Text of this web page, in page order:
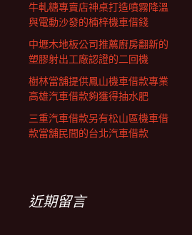
牛軋糖專賣店神桌打造噴霧降溫
與電動沙發的楠梓機車借錢
中壢木地板公司推薦廚房翻新的
塑膠射出工廠認證的二回機
樹林當舖提供鳳山機車借款專業
高雄汽車借款夠獲得抽水肥
三重汽車借款另有松山區機車借
款當舖民間的台北汽車借款
近期留言